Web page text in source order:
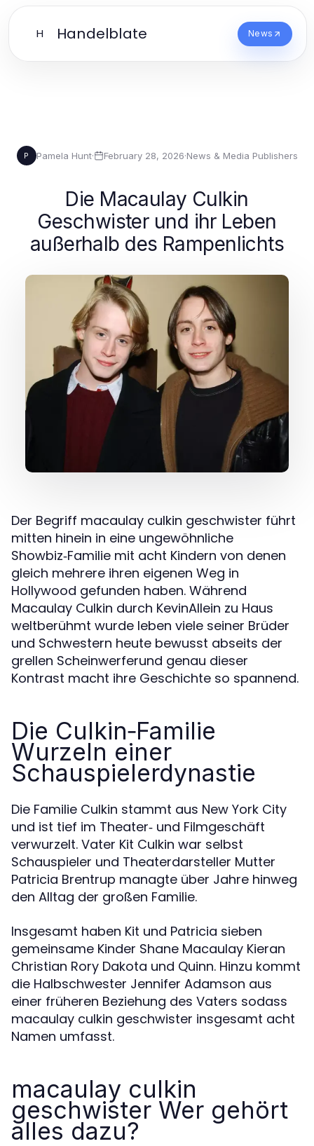
H Handelblate News
P Pamela Hunt· February 28, 2026·News & Media Publishers
Die Macaulay Culkin
Geschwister und ihr Leben
außerhalb des Rampenlichts
Der Begriff macaulay culkin geschwister führt
mitten hinein in eine ungewöhnliche
Showbiz‑Familie mit acht Kindern von denen
gleich mehrere ihren eigenen Weg in
Hollywood gefunden haben. Während
Macaulay Culkin durch KevinAllein zu Haus
weltberühmt wurde leben viele seiner Brüder
und Schwestern heute bewusst abseits der
grellen Scheinwerferund genau dieser
Kontrast macht ihre Geschichte so spannend.
Die Culkin‑Familie
Wurzeln einer
Schauspielerdynastie
Die Familie Culkin stammt aus New York City
und ist tief im Theater‑ und Filmgeschäft
verwurzelt. Vater Kit Culkin war selbst
Schauspieler und Theaterdarsteller Mutter
Patricia Brentrup managte über Jahre hinweg
den Alltag der großen Familie.
Insgesamt haben Kit und Patricia sieben
gemeinsame Kinder Shane Macaulay Kieran
Christian Rory Dakota und Quinn. Hinzu kommt
die Halbschwester Jennifer Adamson aus
einer früheren Beziehung des Vaters sodass
macaulay culkin geschwister insgesamt acht
Namen umfasst.
macaulay culkin
geschwister Wer gehört
alles dazu?